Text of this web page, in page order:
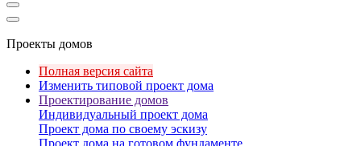
Проекты домов
Полная версия сайта
Изменить типовой проект дома
Проектирование домов
Индивидуальный проект дома
Проект дома по своему эскизу
Проект дома на готовом фундаменте